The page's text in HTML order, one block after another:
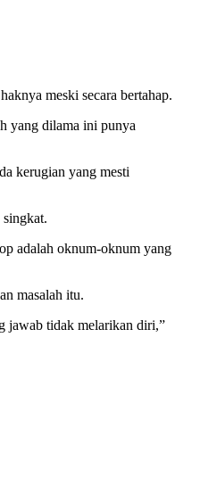
meski secara bertahap.
yang dilama ini punya
kerugian yang mesti
adalah oknum-oknum yang
masalah itu.
jawab tidak melarikan diri,”